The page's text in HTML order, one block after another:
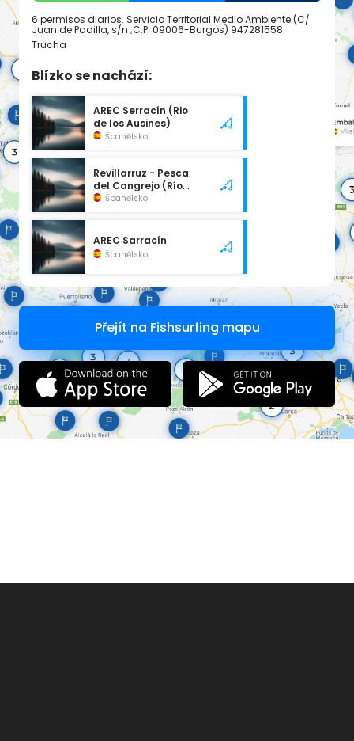
6 permisos diarios. Servicio Territorial Medio Ambiente (C/
Juan de Padilla, s/n ;C.P. 09006-Burgos) 947281558
Trucha
Blízko se nachází:
AREC Serracín (Rio
de los Ausines)
Španělsko
Revillarruz - Pesca
del Cangrejo (Río
Ausines)
Španělsko
AREC Sarracín
Španělsko
Přejít na Fishsurfing mapu